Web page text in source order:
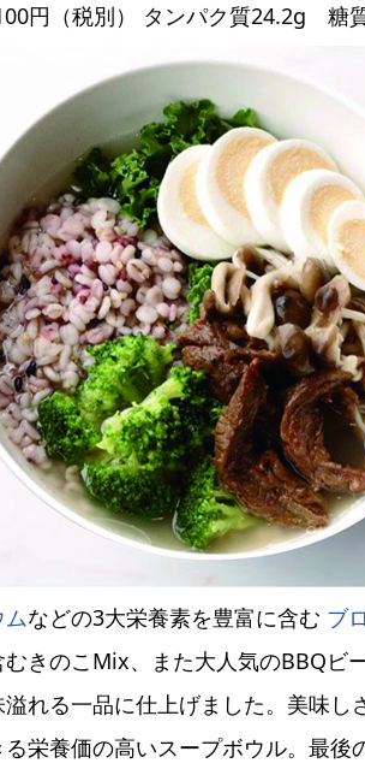
円（税別） タンパク質24.2g 糖
ムなどの3大栄養素を豊富に含む ブ
きのこMix、また大人気のBBQビ
れる一品に仕上げました。美味し
栄養価の高いスープボウル。最後